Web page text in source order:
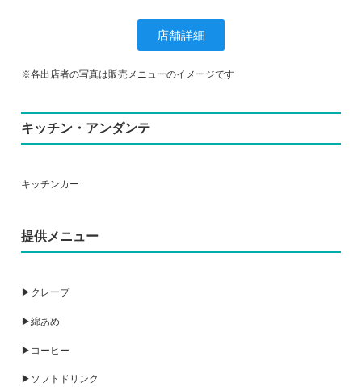
店舗詳細
※各出店者の写真は販売メニューのイメージです
キッチン・アンダンテ
キッチンカー
提供メニュー
▶クレープ
▶綿あめ
▶コーヒー
▶ソフトドリンク